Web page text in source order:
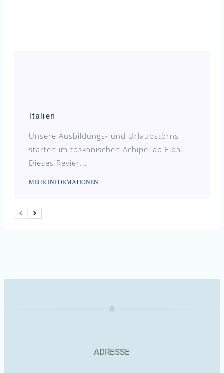
Italien
Unsere Ausbildungs- und Urlaubstörns
starten im toskanischen Achipel ab Elba.
Dieses Revier...
MEHR INFORMATIONEN
ADRESSE